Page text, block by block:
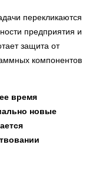
перекликаются
предприятия и
защита от
компонентов
время
новые